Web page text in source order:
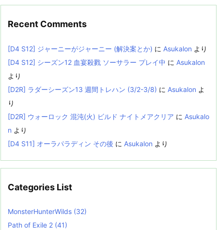
Recent Comments
[D4 S12] ジャーニーがジャーニー (解決案とか) に Asukalon より
[D4 S12] シーズン12 血宴殺戮 ソーサラー プレイ中 に Asukalon
より
[D2R] ラダーシーズン13 週間トレハン (3/2-3/8) に Asukalon よ
り
[D2R] ウォーロック 混沌(火) ビルド ナイトメアクリア に Asukalo
n より
[D4 S11] オーラパラディン その後 に Asukalon より
Categories List
MonsterHunterWilds (32)
Path of Exile 2 (41)